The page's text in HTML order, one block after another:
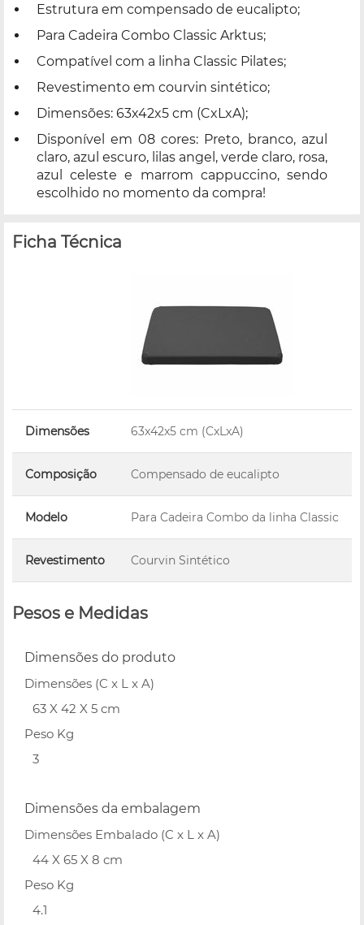
Estrutura em compensado de eucalipto;
Para Cadeira Combo Classic Arktus;
Compatível com a linha Classic Pilates;
Revestimento em courvin sintético;
Dimensões: 63x42x5 cm (CxLxA);
Disponível em 08 cores: Preto, branco, azul
claro, azul escuro, lilas angel, verde claro, rosa,
azul celeste e marrom cappuccino, sendo
escolhido no momento da compra!
Ficha Técnica
Dimensões 63x42x5 cm (CxLxA)
Composição Compensado de eucalipto
Modelo Para Cadeira Combo da linha Classic
Revestimento Courvin Sintético
Pesos e Medidas
Dimensões do produto
Dimensões (C x L x A)
63 X 42 X 5 cm
Peso Kg
3
Dimensões da embalagem
Dimensões Embalado (C x L x A)
44 X 65 X 8 cm
Peso Kg
4.1